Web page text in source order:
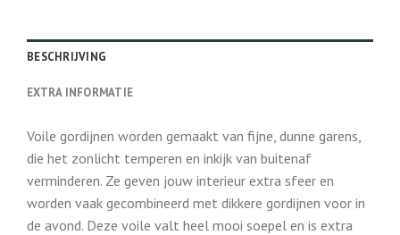
BESCHRIJVING
EXTRA INFORMATIE
Voile gordijnen worden gemaakt van fijne, dunne garens,
die het zonlicht temperen en inkijk van buitenaf
verminderen. Ze geven jouw interieur extra sfeer en
worden vaak gecombineerd met dikkere gordijnen voor in
de avond. Deze voile valt heel mooi soepel en is extra